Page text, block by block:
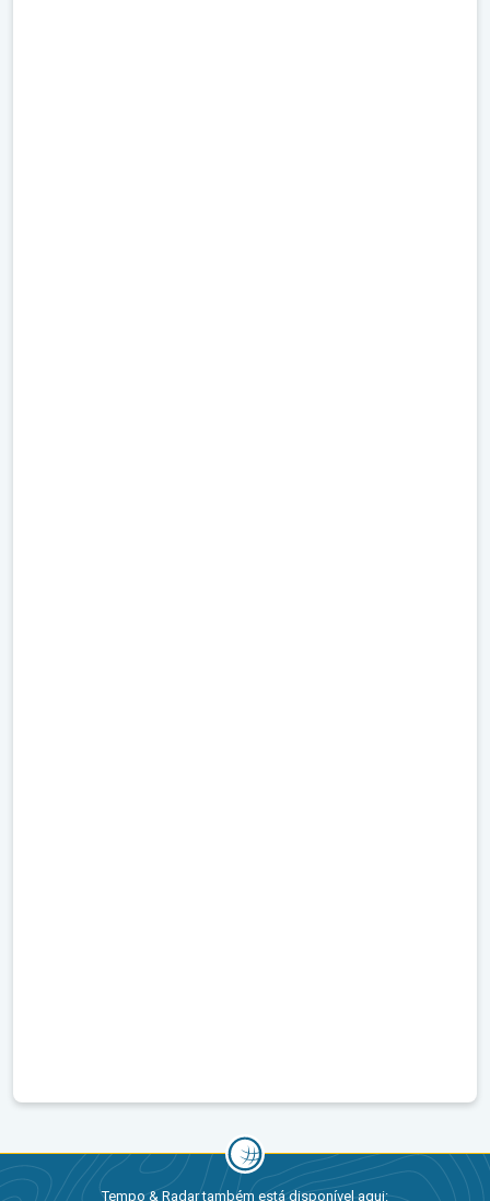
Tempo & Radar também está disponível aqui: